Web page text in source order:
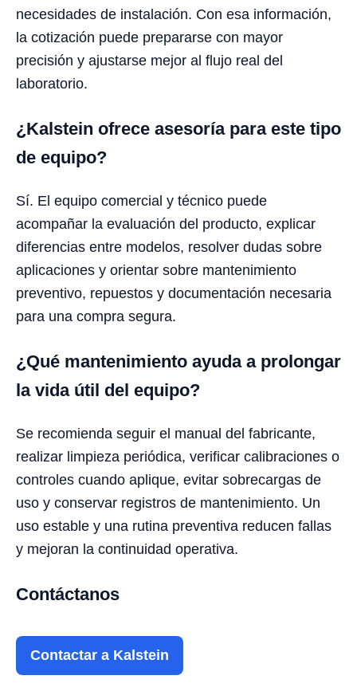
necesidades de instalación. Con esa información,
la cotización puede prepararse con mayor
precisión y ajustarse mejor al flujo real del
laboratorio.
¿Kalstein ofrece asesoría para este tipo
de equipo?
Sí. El equipo comercial y técnico puede
acompañar la evaluación del producto, explicar
diferencias entre modelos, resolver dudas sobre
aplicaciones y orientar sobre mantenimiento
preventivo, repuestos y documentación necesaria
para una compra segura.
¿Qué mantenimiento ayuda a prolongar
la vida útil del equipo?
Se recomienda seguir el manual del fabricante,
realizar limpieza periódica, verificar calibraciones o
controles cuando aplique, evitar sobrecargas de
uso y conservar registros de mantenimiento. Un
uso estable y una rutina preventiva reducen fallas
y mejoran la continuidad operativa.
Contáctanos
Contactar a Kalstein